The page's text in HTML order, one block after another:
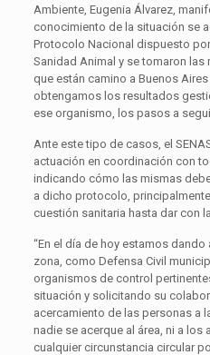
Ambiente, Eugenia Álvarez,
conocimiento de la situación se
Protocolo Nacional dispuesto
Sanidad Animal y se tomaron
que están camino a Buenos
obtengamos los resultados
ese organismo, los pasos a
Ante este tipo de casos, el
actuación en coordinación con
indicando cómo las mismas
a dicho protocolo,
cuestión sanitaria hasta dar con
“En el día de hoy estamos
zona, como Defensa Civil
organismos de control
situación y solicitando su
acercamiento de las personas a
nadie se acerque al área, ni a los
cualquier circunstancia circular